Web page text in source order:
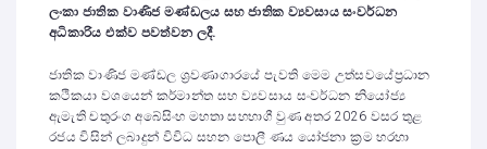
ලංකා ජාතික වාණිජ මණ්ඩලය සහ ජාතික ව්‍යවසාය සංවර්ධන
අධිකාරිය එක්ව පවත්වන ලදී.
ජාතික වාණිජ මණ්ඩල ශ්‍රවණාගාරයේ පැවති මෙම උත්සවයේප්‍රධාන
කථිකයා වශයෙන් කර්මාන්ත සහ ව්‍යවසාය සංවර්ධන නියෝජ්‍ය
ඇමැති චතුරංග අබේසිංහ මහතා සහභාගී වුණ අතර 2026 වසර තුළ
රජය විසින් ලබාදුන් විවිධ සහන පොලී ණය යෝජනා ක්‍රම හරහා